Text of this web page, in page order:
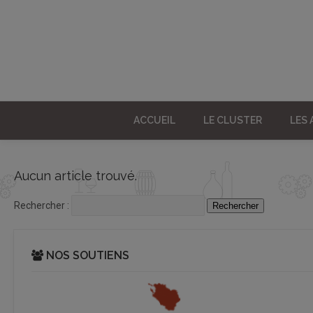
ACCUEIL LE CLUSTER LES
Aucun article trouvé.
Rechercher :
NOS SOUTIENS